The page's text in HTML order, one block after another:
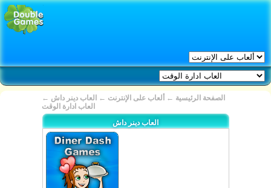
الصفحة الرئيسية ← ألعاب على الإنترنت ← العاب دينر داش ←
العاب ادارة الوقت
العاب دينر داش